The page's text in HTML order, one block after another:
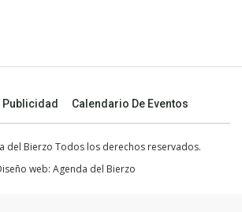
Publicidad Calendario De Eventos
del Bierzo Todos los derechos reservados.
web: Agenda del Bierzo